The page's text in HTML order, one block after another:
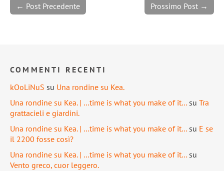
Prossimo Post →
← Post Precedente
COMMENTI RECENTI
kOoLiNuS su Una rondine su Kea.
Una rondine su Kea. | …time is what you make of it… su Tra
grattacieli e giardini.
Una rondine su Kea. | …time is what you make of it… su E se
il 2200 fosse così?
Una rondine su Kea. | …time is what you make of it… su
Vento greco, cuor leggero.